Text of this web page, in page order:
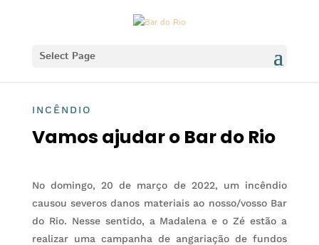
Select Page
INCÊNDIO
Vamos ajudar o Bar do Rio
No domingo, 20 de março de 2022, um incêndio
causou severos danos materiais ao nosso/vosso Bar
do Rio. Nesse sentido, a Madalena e o Zé estão a
realizar uma campanha de angariação de fundos